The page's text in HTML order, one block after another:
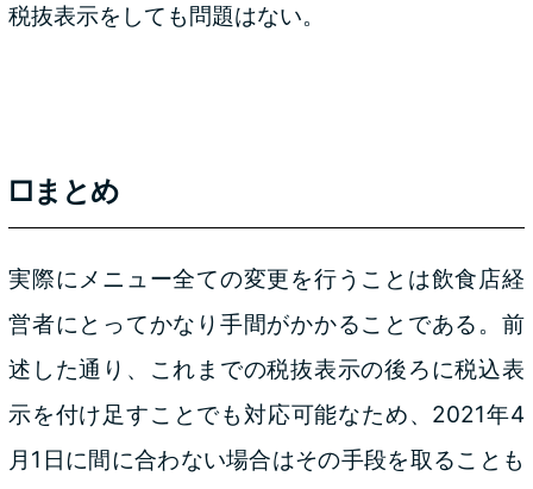
税抜表示をしても問題はない。
□まとめ
実際にメニュー全ての変更を行うことは飲食店経
営者にとってかなり手間がかかることである。前
述した通り、これまでの税抜表示の後ろに税込表
示を付け足すことでも対応可能なため、2021年4
月1日に間に合わない場合はその手段を取ることも